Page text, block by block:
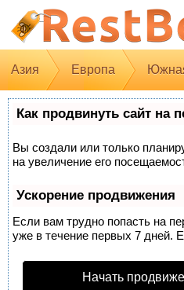
Азия Европа
Как продвинуть сайт на
Вы создали или только
на увеличение его
Ускорение продвижения
Если вам трудно попасть на
уже в течение первых 7 дней.
Начать